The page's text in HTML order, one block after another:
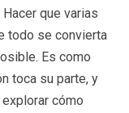
que varias
todo se convierta
Es como
toca su parte, y
cómo